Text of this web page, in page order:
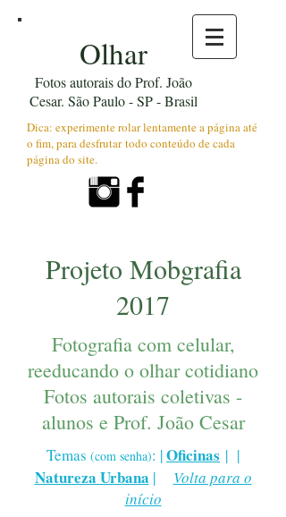
Olhar
Fotos autorais do Prof. João
Cesar. São Paulo - SP - Brasil
Dica: experimente rolar lentamente a página até
o fim, para desfrutar todo conteúdo de cada
página do site.
Projeto Mobgrafia
2017
Fotografia com celular,
reeducando o olhar cotidiano
Fotos autorais coletivas -
alunos e Prof. João Cesar
Temas (com senha): |Oficinas | |
Natureza Urbana | Volta para o
início